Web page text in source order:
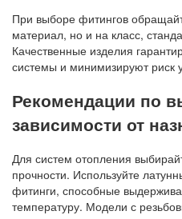
При выборе фитингов
материал, но и на класс,
Качественные изделия
системы и минимизируют риск
Рекомендации по
зависимости от
Для систем отопления
прочности. Используйте
фитинги, способные
температуру. Модели с